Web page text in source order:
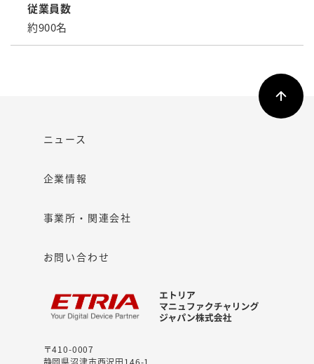
従業員数
約900名
〒410-0007
ニュース
企業情報
事業所・関連会社
お問い合わせ